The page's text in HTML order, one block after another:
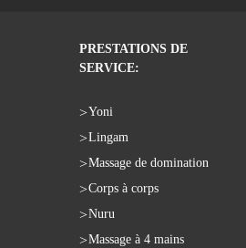
PRESTATIONS DE
SERVICE:
Yoni
Lingam
Massage de domination
Corps à corps
Nuru
Massage à 4 mains